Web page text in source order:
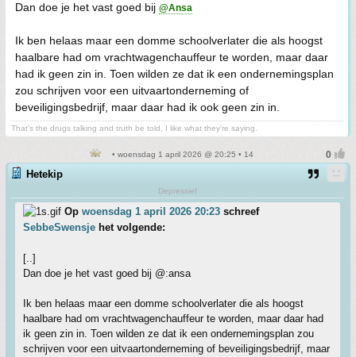
Dan doe je het vast goed bij @Ansa
Ik ben helaas maar een domme schoolverlater die als hoogst
haalbare had om vrachtwagenchauffeur te worden, maar daar
had ik geen zin in. Toen wilden ze dat ik een ondernemingsplan
zou schrijven voor een uitvaartonderneming of
beveiligingsbedrijf, maar daar had ik ook geen zin in.
That's the drugs talking and truth be told, I like what they're saying.
• woensdag 1 april 2026 @ 20:25 • 14
Hetekip
Depressief
Op woensdag 1 april 2026 20:23 schreef
SebbeSwensje het volgende:
[..]
Dan doe je het vast goed bij @:ansa
Ik ben helaas maar een domme schoolverlater die als hoogst
haalbare had om vrachtwagenchauffeur te worden, maar daar had
ik geen zin in. Toen wilden ze dat ik een ondernemingsplan zou
schrijven voor een uitvaartonderneming of beveiligingsbedrijf, maar